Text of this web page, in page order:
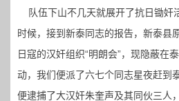
队伍下山不几天就展开了抗日锄奸
时候，接到新泰同志的报告，新泰县
日寇的汉奸组织“明朗会”，现隐蔽在
动，我们便派了六七个同志星夜赶到
便逮捕了大汉奸朱奎声及其同伙三人